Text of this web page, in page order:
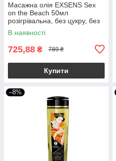
Масажна олія EXSENS Sex
on the Beach 50мл
розігрівальна, без цукру, без
парабенів, їстівна
В наявності
725,88 ₴ 789 ₴
Купити
–8%